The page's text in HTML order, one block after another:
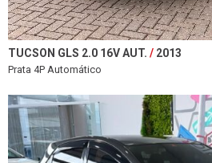
TUCSON GLS 2.0 16V AUT. 2013
Prata 4P Automático